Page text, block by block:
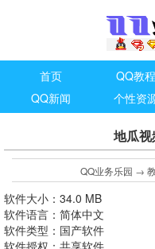
首页 QQ教程
QQ新闻
个性资
地瓜
QQ业务乐园 →
软件大小：34.0 MB
软件语言：简体中文
软件类型：国产软件
软件授权：共享软件